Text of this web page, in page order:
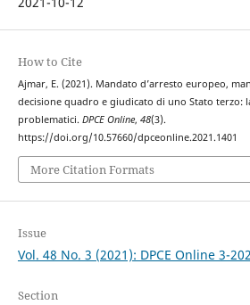
How to Cite
Ajmar, E. (2021). Mandato d’arresto europeo,
decisione quadro e giudicato di uno Stato terzo:
problematici. DPCE Online, 48(3).
https://doi.org/10.57660/dpceonline.2021.1401
More Citation Formats
Issue
Vol. 48 No. 3 (2021): DPCE Online 3-
Section